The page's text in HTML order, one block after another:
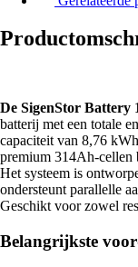
De SigenStor Battery
batterij met een totale
capaciteit van 8,76
premium 314Ah-cellen
Het systeem is
ondersteunt parallelle
Geschikt voor zowel
Belangrijkste